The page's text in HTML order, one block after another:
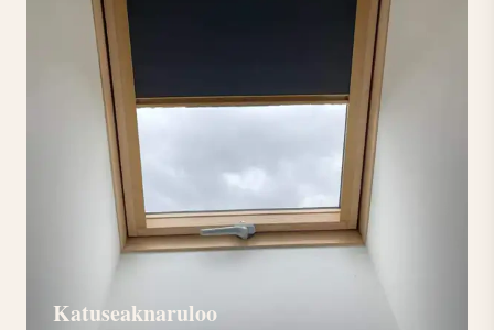
Katuseaknaruloo